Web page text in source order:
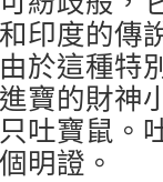
印度的傳
於這種特
寶的財神
吐寶鼠。
明證。